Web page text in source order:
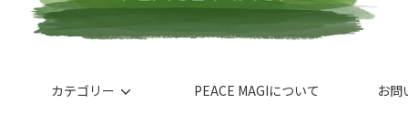
カテゴリー PEACE MAGIについて お問